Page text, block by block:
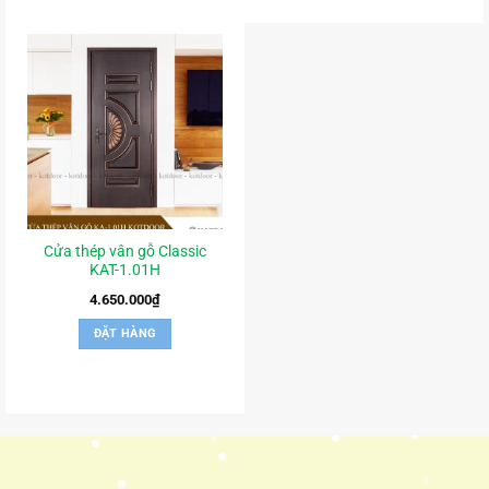
Cửa thép vân gỗ Classic
KAT-1.01H
4.650.000₫
ĐẶT HÀNG